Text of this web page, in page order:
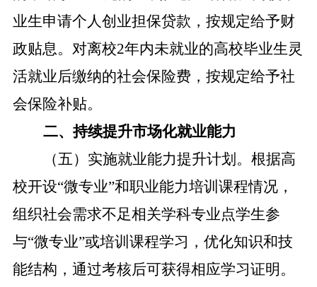
业生申请个人创业担保贷款，按规定给予财
政贴息。对离校2年内未就业的高校毕业生灵
活就业后缴纳的社会保险费，按规定给予社
会保险补贴。
二、持续提升市场化就业能力
（五）实施就业能力提升计划。 根据高
校开设“微专业”和职业能力培训课程情况，
组织社会需求不足相关学科专业点学生参
与“微专业”或培训课程学习，优化知识和技
能结构，通过考核后可获得相应学习证明。